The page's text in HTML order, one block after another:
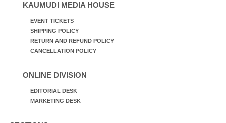
KAUMUDI MEDIA HOUSE
EVENT TICKETS
SHIPPING POLICY
RETURN AND REFUND POLICY
CANCELLATION POLICY
ONLINE DIVISION
EDITORIAL DESK
MARKETING DESK